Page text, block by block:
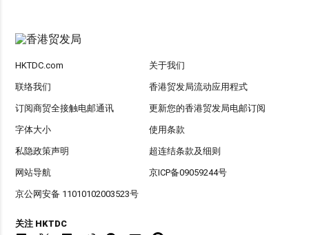
HKTDC.com 关于我们
联络我们 香港贸发局流动应用程式
订阅商贸全接触电邮通讯 更新您的香港贸发局电邮订阅
字体大小 使用条款
私隐政策声明 超连结条款及细则
网站导航 京ICP备09059244号
京公网安备 11010102003523号
关注 HKTDC